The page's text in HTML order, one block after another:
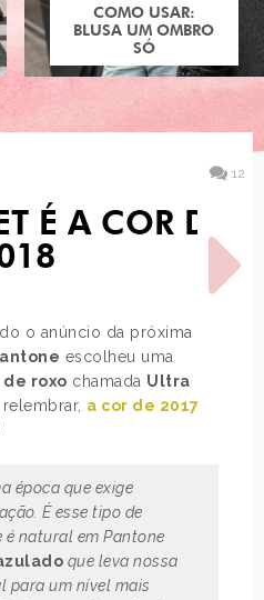
COMO USAR:
BLUSA UM OMBRO
SÓ
12
É A COR DE
o anúncio da próxima
escolheu uma
roxo chamada Ultra
relembrar, a cor de 2017
época que exige
É esse tipo de
natural em Pantone
que leva nossa
para um nível mais
PRÓXIMO POST
LOJA ZÔDIO BRASIL